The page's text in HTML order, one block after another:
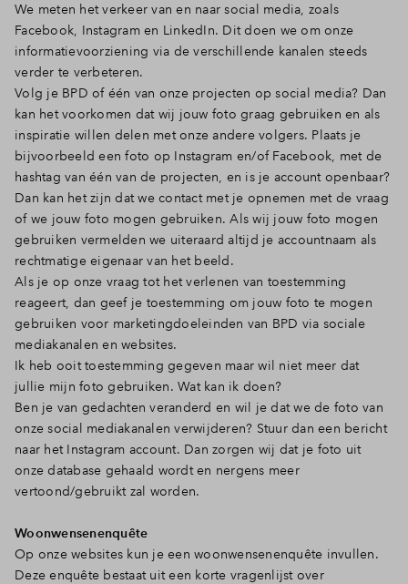
We meten het verkeer van en naar social media, zoals
Facebook, Instagram en LinkedIn. Dit doen we om onze
informatievoorziening via de verschillende kanalen steeds
verder te verbeteren.
Volg je BPD of één van onze projecten op social media? Dan
kan het voorkomen dat wij jouw foto graag gebruiken en als
inspiratie willen delen met onze andere volgers. Plaats je
bijvoorbeeld een foto op Instagram en/of Facebook, met de
hashtag van één van de projecten, en is je account openbaar?
Dan kan het zijn dat we contact met je opnemen met de vraag
of we jouw foto mogen gebruiken. Als wij jouw foto mogen
gebruiken vermelden we uiteraard altijd je accountnaam als
rechtmatige eigenaar van het beeld.
Als je op onze vraag tot het verlenen van toestemming
reageert, dan geef je toestemming om jouw foto te mogen
gebruiken voor marketingdoeleinden van BPD via sociale
mediakanalen en websites.
Ik heb ooit toestemming gegeven maar wil niet meer dat
jullie mijn foto gebruiken. Wat kan ik doen?
Ben je van gedachten veranderd en wil je dat we de foto van
onze social mediakanalen verwijderen? Stuur dan een bericht
naar het Instagram account. Dan zorgen wij dat je foto uit
onze database gehaald wordt en nergens meer
vertoond/gebruikt zal worden.
Woonwensenenquête
Op onze websites kun je een woonwensenenquête invullen.
Deze enquête bestaat uit een korte vragenlijst over